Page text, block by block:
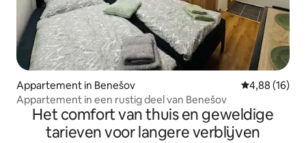
Appartement in Benešov Gemiddelde
4,88 (16)
Appartement in een rustig deel van Benešov
Het comfort van thuis en geweldige
tarieven voor langere verblijven